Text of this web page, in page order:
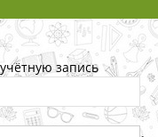
запись